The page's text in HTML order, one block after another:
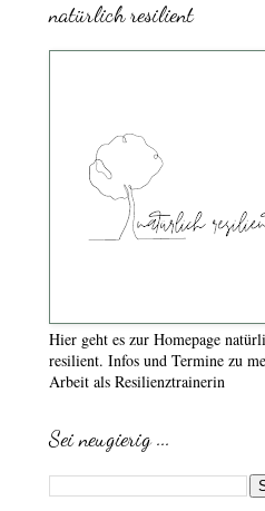
natürlich resilient
Hier geht es zur Homepage
resilient. Infos und Termine zu
Arbeit als Resilienztrainerin
Sei neugierig ...